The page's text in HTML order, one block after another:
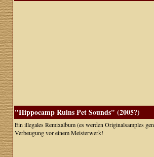
"Hippocamp Ruins Pet Sounds" (2005?)
Ein illegales Remixalbum (es werden Originalsamples
Verbeugung vor einem Meisterwerk!